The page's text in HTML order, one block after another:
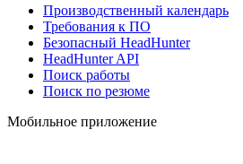
Производственный календарь
Требования к ПО
Безопасный HeadHunter
HeadHunter API
Поиск работы
Поиск по резюме
Мобильное приложение